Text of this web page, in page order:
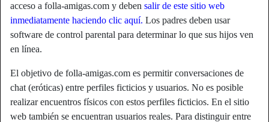
acceso a folla-amigas.com y deben salir de este sitio web
inmediatamente haciendo clic aquí. Los padres deben usar
software de control parental para determinar lo que sus hijos ven
en línea.
El objetivo de folla-amigas.com es permitir conversaciones de
chat (eróticas) entre perfiles ficticios y usuarios. No es posible
realizar encuentros físicos con estos perfiles ficticios. En el sitio
web también se encuentran usuarios reales. Para distinguir entre